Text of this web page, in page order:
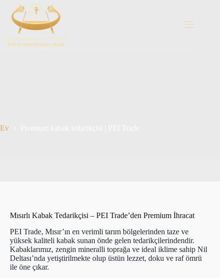
İçeriğe
Ev
Mısırlı Kabak Tedarikçisi – PEI Trade’den Premium İhracat
PEI Trade, Mısır’ın en verimli tarım bölgelerinden taze ve
yüksek kaliteli kabak sunan önde gelen tedarikçilerindendir.
Kabaklarımız, zengin mineralli toprağa ve ideal iklime sahip Nil
Deltası’nda yetiştirilmekte olup üstün lezzet, doku ve raf ömrü
ile öne çıkar.